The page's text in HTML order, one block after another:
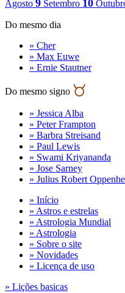
Agosto 9 Setembro 10
Do mesmo dia
» Cher
» Max Euwe
» Ernie Stautner
Do mesmo signo
» Jessica Alba
» Peter Frampton
» Barbra Streisand
» Paul Lewis
» Swami Kriyananda
» Jose Sarney
» Julius Robert
» Início
» Astros e estrelas
» Astrologia Mundial
» Astrologia
» Sobre o site
» Novidades
» Licença de uso
» Lições basicas